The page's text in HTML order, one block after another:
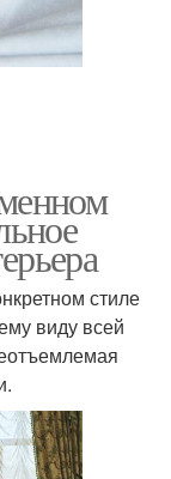
стиле
виду всей